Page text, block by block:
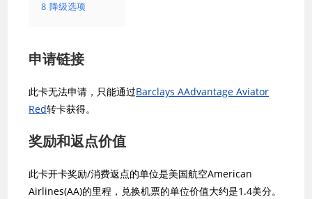
8 降级选项
申请链接
此卡无法申请，只能通过Barclays AAdvantage Aviator
Red转卡获得。
奖励和返点价值
此卡开卡奖励/消费返点的单位是美国航空American
Airlines(AA)的里程，兑换机票的单位价值大约是1.4美分。